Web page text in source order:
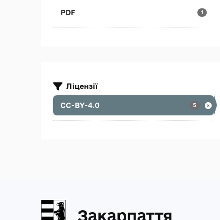
PDF 1
Ліцензії
CC-BY-4.0 5
Закарпаття